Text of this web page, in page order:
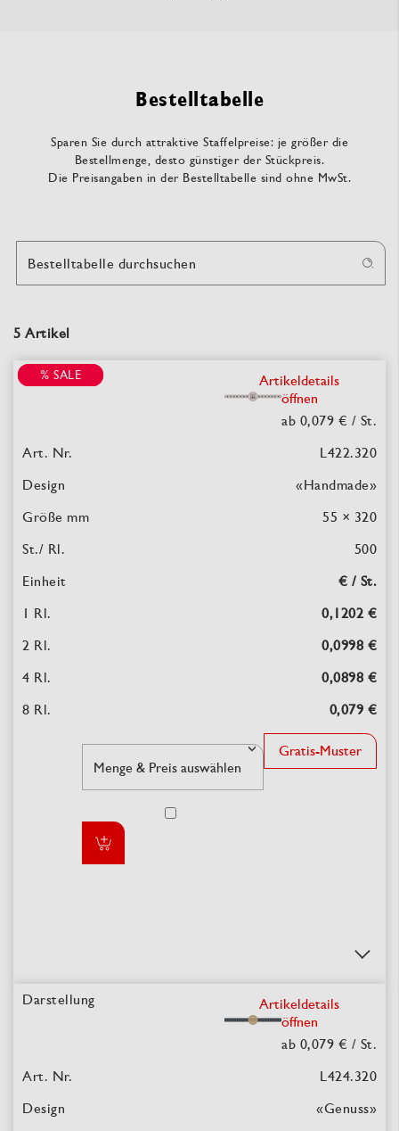
Bestelltabelle
Sparen Sie durch attraktive Staffelpreise: je größer die
Bestellmenge, desto günstiger der Stückpreis.
Die Preisangaben in der Bestelltabelle sind ohne MwSt.
5 Artikel
Bestelltabelle durchsuchen
Artikeldetails
öffnen
ab 0,079 € / St.
L422.320
«Handmade»
55 × 320
500
€ / St.
0,1202 €
0,0998 €
0,0898 €
0,079 €
Gratis-Muster
Artikeldetails
öffnen
ab 0,079 € / St.
L424.320
«Genuss»
% SALE
% SALE